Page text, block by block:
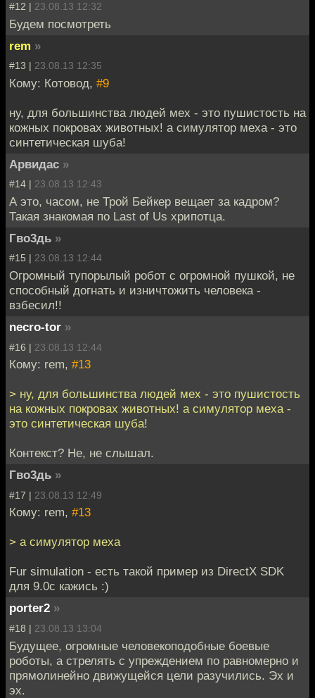
#12 | 23.08.13 12:32
Будем посмотреть
rem »
#13 | 23.08.13 12:35
Кому: Котовод, #9
ну, для большинства людей мех - это пушистость на
кожных покровах животных! а симулятор меха - это
синтетическая шуба!
Арвидас »
#14 | 23.08.13 12:43
А это, часом, не Трой Бейкер вещает за кадром?
Такая знакомая по Last of Us хрипотца.
Гво3дь »
#15 | 23.08.13 12:44
Огромный тупорылый робот с огромной пушкой, не
способный догнать и изничтожить человека -
взбесил!!
necro-tor »
#16 | 23.08.13 12:44
Кому: rem, #13
> ну, для большинства людей мех - это пушистость
на кожных покровах животных! а симулятор меха -
это синтетическая шуба!
Контекст? Не, не слышал.
Гво3дь »
#17 | 23.08.13 12:49
Кому: rem, #13
> а симулятор меха
Fur simulation - есть такой пример из DirectX SDK
для 9.0с кажись :)
porter2 »
#18 | 23.08.13 13:04
Будущее, огромные человекоподобные боевые
роботы, а стрелять с упреждением по равномерно и
прямолинейно движущейся цели разучились. Эх и
эх.